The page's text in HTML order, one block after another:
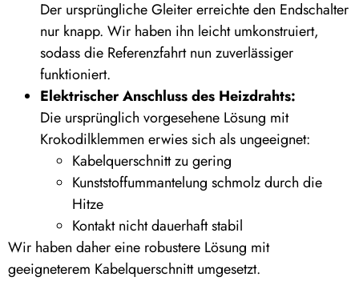
Der ursprüngliche Gleiter erreichte den Endschalter
nur knapp. Wir haben ihn leicht umkonstruiert,
sodass die Referenzfahrt nun zuverlässiger
funktioniert.
Elektrischer Anschluss des Heizdrahts:
Die ursprünglich vorgesehene Lösung mit
Krokodilklemmen erwies sich als ungeeignet:
Kabelquerschnitt zu gering
Kunststoffummantelung schmolz durch die
Hitze
Kontakt nicht dauerhaft stabil
Wir haben daher eine robustere Lösung mit
geeigneterem Kabelquerschnitt umgesetzt.